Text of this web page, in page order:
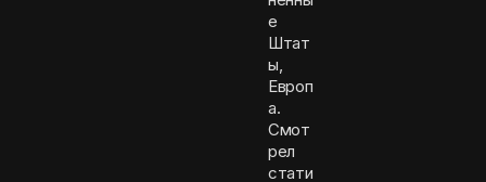
е
Штат
ы,
Европ
а.
Смот
рел
стати